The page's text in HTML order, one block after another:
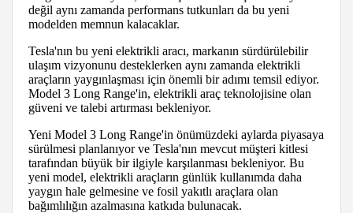
değil aynı zamanda performans tutkunları da bu yeni
modelden memnun kalacaklar.
Tesla'nın bu yeni elektrikli aracı, markanın sürdürülebilir
ulaşım vizyonunu desteklerken aynı zamanda elektrikli
araçların yaygınlaşması için önemli bir adımı temsil ediyor.
Model 3 Long Range'in, elektrikli araç teknolojisine olan
güveni ve talebi artırması bekleniyor.
Yeni Model 3 Long Range'in önümüzdeki aylarda piyasaya
sürülmesi planlanıyor ve Tesla'nın mevcut müşteri kitlesi
tarafından büyük bir ilgiyle karşılanması bekleniyor. Bu
yeni model, elektrikli araçların günlük kullanımda daha
yaygın hale gelmesine ve fosil yakıtlı araçlara olan
bağımlılığın azalmasına katkıda bulunacak.